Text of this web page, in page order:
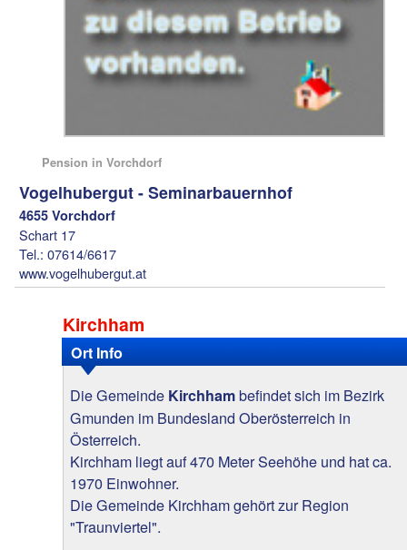
Pension in Vorchdorf
Vogelhubergut - Seminarbauernhof
4655 Vorchdorf
Schart 17
Tel.: 07614/6617
www.vogelhubergut.at
Kirchham
Ort Info
Die Gemeinde Kirchhambefindet sich im Bezirk
Gmunden im Bundesland Oberösterreich in
Österreich.
Kirchham liegt auf 470 Meter Seehöhe und hat ca.
1970 Einwohner.
Die Gemeinde Kirchham gehört zur Region
"Traunviertel".